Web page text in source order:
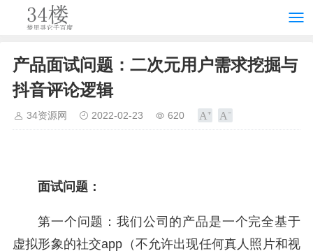
产品面试问题：二次元用户需求挖掘与
抖音评论逻辑
34资源网 2022-02-23 620
面试问题：
第一个问题：我们公司的产品是一个完全基于
虚拟形象的社交app（不允许出现任何真人照片和视